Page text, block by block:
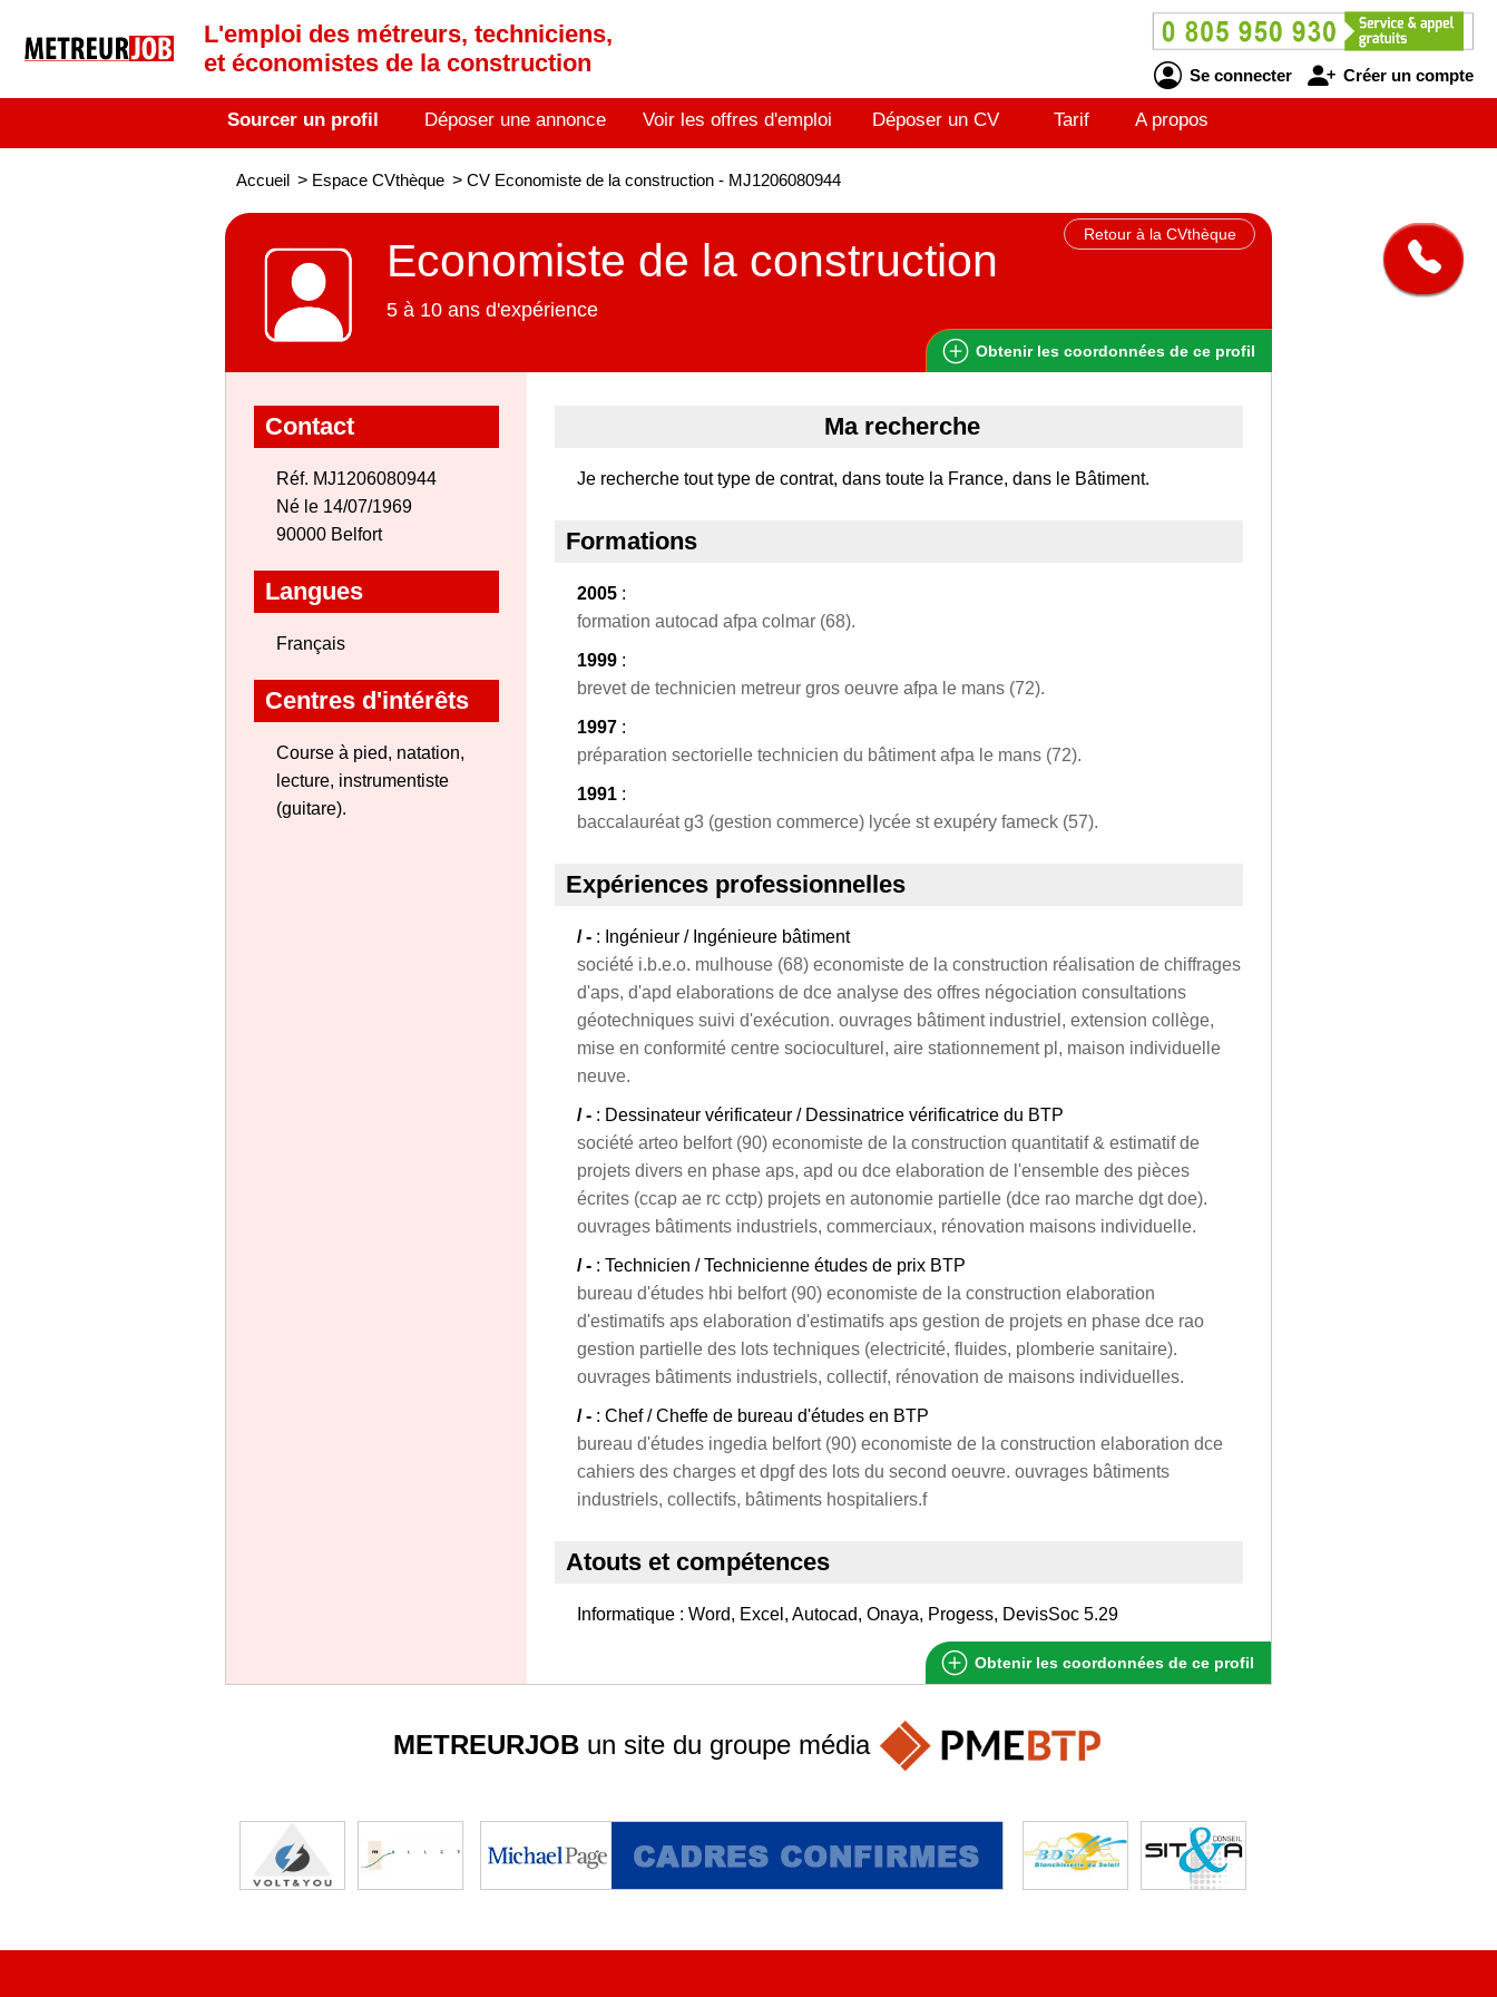
L'emploi des métreurs, techniciens,
et économistes de la construction
Se connecter Créer un compte
Sourcer un profil Déposer une annonce Voir les offres d'emploi Déposer un CV Tarif A propos
Accueil > Espace CVthèque > CV Economiste de la construction - MJ1206080944
Retour à la CVthèque
Economiste de la construction
5 à 10 ans d'expérience
Obtenir les coordonnées de ce profil
Contact
Réf. MJ1206080944
Né le 14/07/1969
90000 Belfort
Langues
Français
Centres d'intérêts
Course à pied, natation,
lecture, instrumentiste
(guitare).
Ma recherche
Je recherche tout type de contrat, dans toute la France, dans le Bâtiment.
Formations
2005 :
formation autocad afpa colmar (68).
1999 :
brevet de technicien metreur gros oeuvre afpa le mans (72).
1997 :
préparation sectorielle technicien du bâtiment afpa le mans (72).
1991 :
baccalauréat g3 (gestion commerce) lycée st exupéry fameck (57).
Expériences professionnelles
/ - : Ingénieur / Ingénieure bâtiment
société i.b.e.o. mulhouse (68) economiste de la construction réalisation de chiffrages
d'aps, d'apd elaborations de dce analyse des offres négociation consultations
géotechniques suivi d'exécution. ouvrages bâtiment industriel, extension collège,
mise en conformité centre socioculturel, aire stationnement pl, maison individuelle
neuve.
/ - : Dessinateur vérificateur / Dessinatrice vérificatrice du BTP
société arteo belfort (90) economiste de la construction quantitatif & estimatif de
projets divers en phase aps, apd ou dce elaboration de l'ensemble des pièces
écrites (ccap ae rc cctp) projets en autonomie partielle (dce rao marche dgt doe).
ouvrages bâtiments industriels, commerciaux, rénovation maisons individuelle.
/ - : Technicien / Technicienne études de prix BTP
bureau d'études hbi belfort (90) economiste de la construction elaboration
d'estimatifs aps elaboration d'estimatifs aps gestion de projets en phase dce rao
gestion partielle des lots techniques (electricité, fluides, plomberie sanitaire).
ouvrages bâtiments industriels, collectif, rénovation de maisons individuelles.
/ - : Chef / Cheffe de bureau d'études en BTP
bureau d'études ingedia belfort (90) economiste de la construction elaboration dce
cahiers des charges et dpgf des lots du second oeuvre. ouvrages bâtiments
industriels, collectifs, bâtiments hospitaliers.f
Atouts et compétences
Informatique : Word, Excel, Autocad, Onaya, Progess, DevisSoc 5.29
Obtenir les coordonnées de ce profil
METREURJOB un site du groupe média